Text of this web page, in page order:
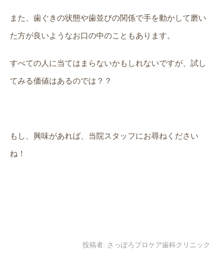
また、歯ぐきの状態や歯並びの関係で手を動かして磨い
た方が良いようなお口の中のこともあります。
すべての人に当てはまらないかもしれないですが、試し
てみる価値はあるのでは？？
もし、興味があれば、当院スタッフにお尋ねください
ね！
投稿者: さっぽろプロケア歯科クリニック